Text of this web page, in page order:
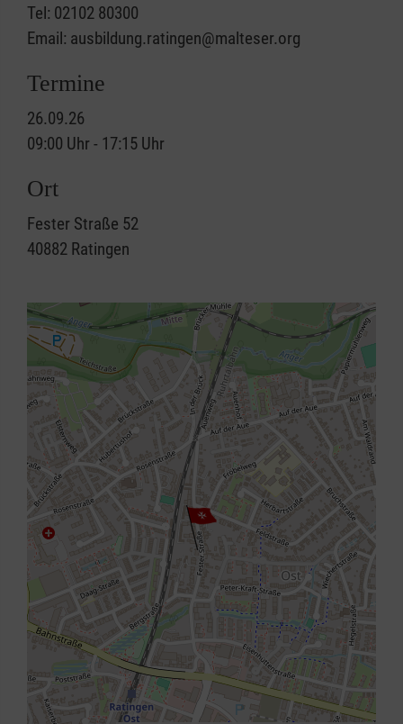
Tel: 02102 80300
Email: ausbildung.ratingen@malteser.org
Termine
26.09.26
09:00 Uhr - 17:15 Uhr
Ort
Fester Straße 52
40882 Ratingen